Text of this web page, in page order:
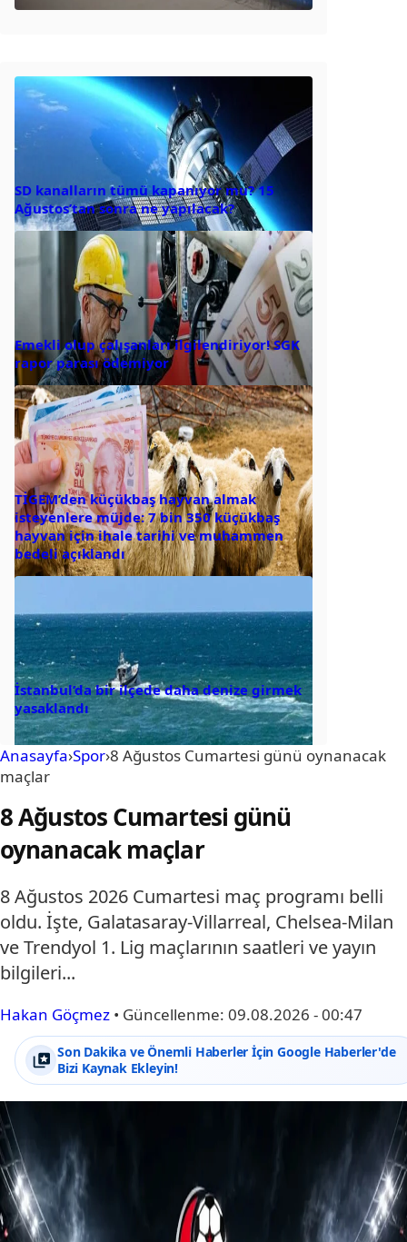
SD kanalların tümü kapanıyor mu? 15
Ağustos’tan sonra ne yapılacak?
Emekli olup çalışanları ilgilendiriyor! SGK
rapor parası ödemiyor
TİGEM’den küçükbaş hayvan almak
isteyenlere müjde: 7 bin 350 küçükbaş
hayvan için ihale tarihi ve muhammen
bedeli açıklandı
İstanbul’da bir ilçede daha denize girmek
yasaklandı
Anasayfa›Spor›8 Ağustos Cumartesi günü oynanacak
maçlar
8 Ağustos Cumartesi günü
oynanacak maçlar
8 Ağustos 2026 Cumartesi maç programı belli
oldu. İşte, Galatasaray-Villarreal, Chelsea-Milan
ve Trendyol 1. Lig maçlarının saatleri ve yayın
bilgileri...
Hakan Göçmez • Güncellenme: 09.08.2026 - 00:47
Son Dakika ve Önemli Haberler İçin Google Haberler'de
Bizi Kaynak Ekleyin!